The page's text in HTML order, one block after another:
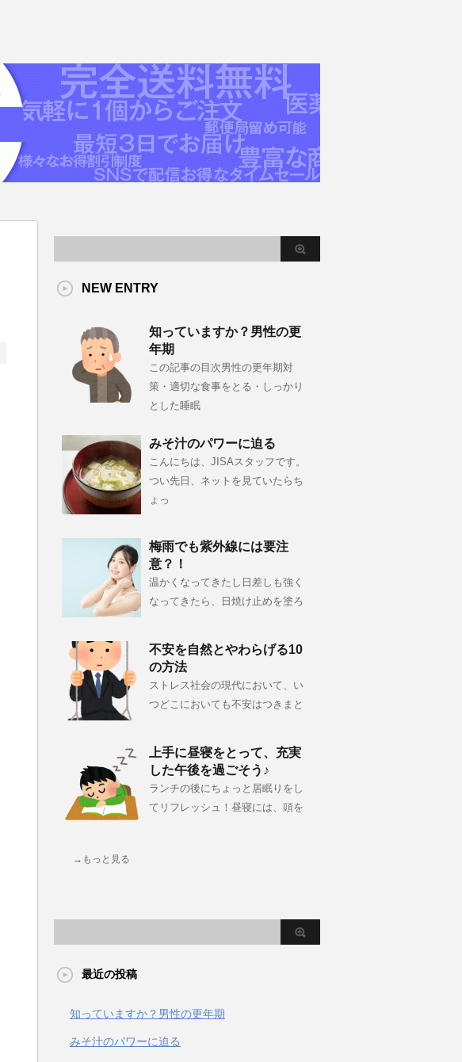
NEW ENTRY
知っていますか？男性の更
年期
この記事の目次男性の更年期対
策・適切な食事をとる・しっかり
とした睡眠
みそ汁のパワーに迫る
こんにちは、JISAスタッフです。
つい先日、ネットを見ていたらち
ょっ
梅雨でも紫外線には要注
意？！
温かくなってきたし日差しも強く
なってきたら、日焼け止めを塗ろ
不安を自然とやわらげる10
の方法
ストレス社会の現代において、い
つどこにおいても不安はつきまと
上手に昼寝をとって、充実
した午後を過ごそう♪
ランチの後にちょっと居眠りをし
てリフレッシュ！昼寝には、頭を
→もっと見る
最近の投稿
知っていますか？男性の更年期
みそ汁のパワーに迫る